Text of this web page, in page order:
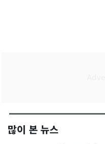
많이 본 뉴스